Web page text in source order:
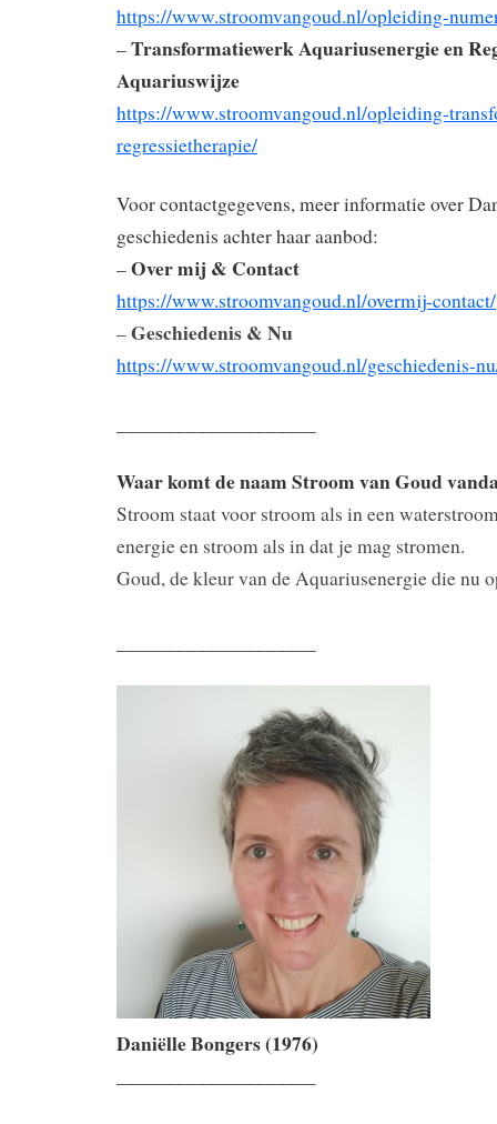
https://www.stroomvangoud.nl/opleiding-
–Transformatiewerk Aquariusenergie en
Aquariuswijze
https://www.stroomvangoud.nl/opleiding-
regressietherapie/
Voor contactgegevens, meer informatie over
geschiedenis achter haar aanbod:
–Over mij & Contact
https://www.stroomvangoud.nl/overmij-contact/
–Geschiedenis & Nu
https://www.stroomvangoud.nl/geschiedenis-
Waar komt de naam Stroom van Goud
Stroom staat voor stroom als in een
energie en stroom als in dat je mag stromen.
Goud, de kleur van de Aquariusenergie die nu
Daniëlle Bongers (1976)